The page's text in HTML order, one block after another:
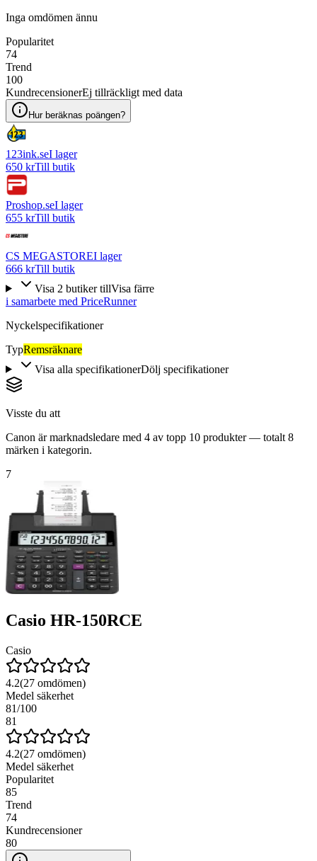
Inga omdömen ännu
Popularitet
74
Trend
100
KundrecensionerEj tillräckligt med data
Hur beräknas poängen?
123ink.seI lager
650 krTill butik
Proshop.seI lager
655 krTill butik
CS MEGASTOREI lager
666 krTill butik
Visa 2 butiker tillVisa färre
i samarbete med PriceRunner
Nyckelspecifikationer
TypRemsräknare
Visa alla specifikationerDölj specifikationer
Visste du att
Canon är marknadsledare med 4 av topp 10 produkter — totalt 8
märken i kategorin.
7
Casio HR-150RCE
Casio
4.2(27 omdömen)
Medel säkerhet
81/100
81
4.2(27 omdömen)
Medel säkerhet
Popularitet
85
Trend
74
Kundrecensioner
80